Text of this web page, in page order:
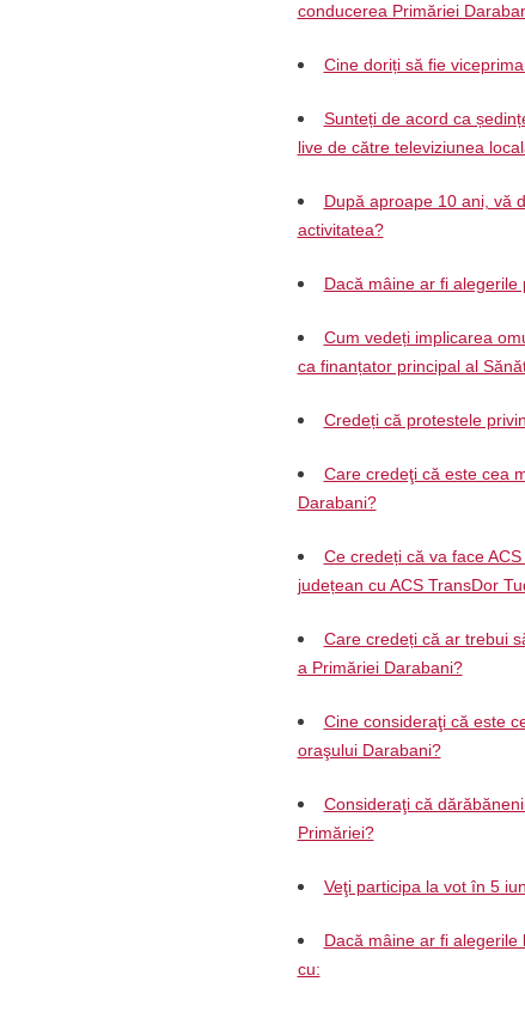
conducerea Primăriei
Cine doriți să fie
Sunteți de acord ca
live de către televiziunea
După aproape 10 ani, vă
activitatea?
Dacă mâine ar fi
Cum vedeți implicarea
ca finanțator principal al
Credeți că protestele
Care credeţi că este cea
Darabani?
Ce credeți că va face
județean cu ACS TransDor
Care credeți că ar trebui
a Primăriei Darabani?
Cine consideraţi că este
oraşului Darabani?
Consideraţi că
Primăriei?
Veţi participa la vot în 5
Dacă mâine ar fi
cu: